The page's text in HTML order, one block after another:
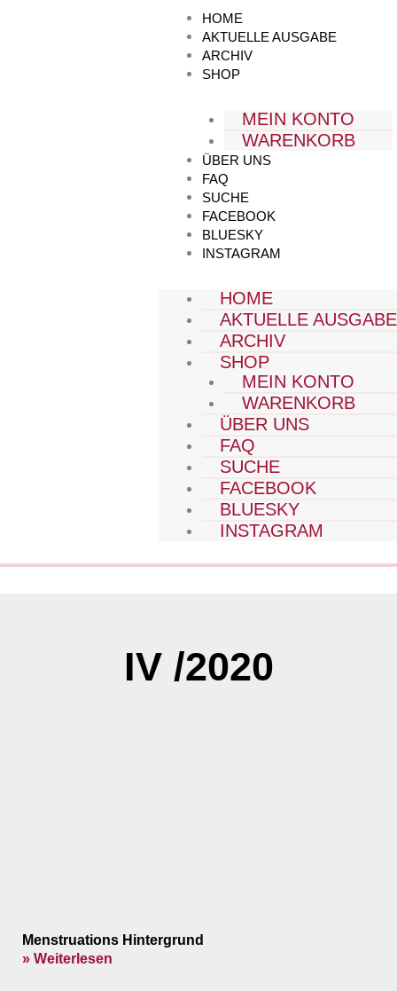
HOME
AKTUELLE AUSGABE
ARCHIV
SHOP
MEIN KONTO
WARENKORB
ÜBER UNS
FAQ
SUCHE
FACEBOOK
BLUESKY
INSTAGRAM
HOME
AKTUELLE AUSGABE
ARCHIV
SHOP
MEIN KONTO
WARENKORB
ÜBER UNS
FAQ
SUCHE
FACEBOOK
BLUESKY
INSTAGRAM
IV /2020
Menstruations Hintergrund
» Weiterlesen